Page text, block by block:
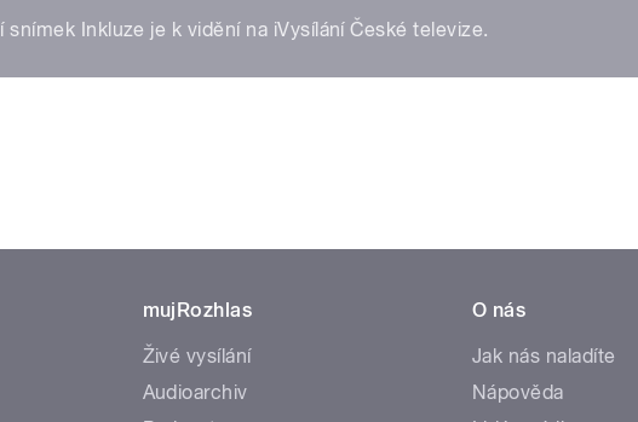
snímek Inkluze je k vidění na iVysílání České televize.
mujRozhlas
Živé vysílání
Audioarchiv
O nás
Jak nás naladíte
Nápověda